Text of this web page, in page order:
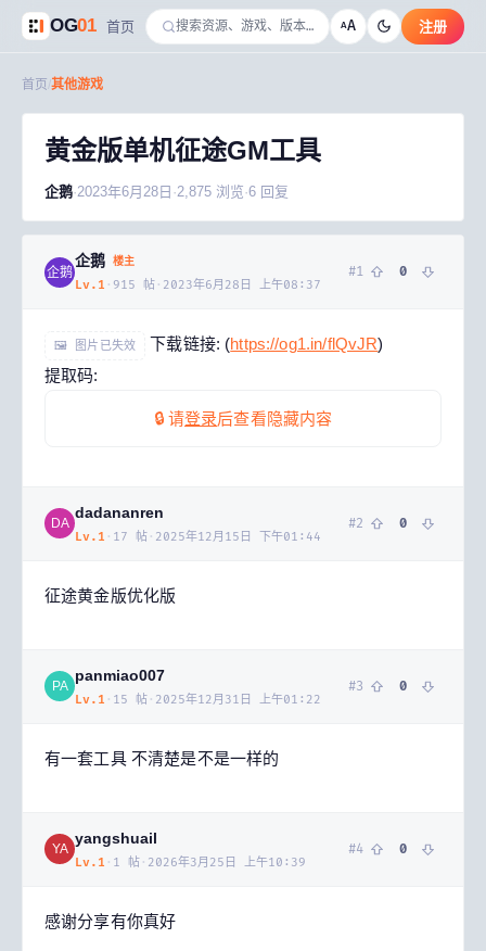
OG01 首页 AA 注册
首页 其他游戏
黄金版单机征途GM工具
企鹅·2023年6月28日 ·2,875 浏览·6 回复
企鹅
企鹅 楼主
Lv. 1 · 915 帖 · 2023年6月28日 上午08:37
#1 0
🖼 图片已失效 下载链接: (https://og1.in/flQvJR)
提取码:
🔒 请登录后查看隐藏内容
DA
dadananren
Lv. 1 · 17 帖 · 2025年12月15日 下午01:44
#2 0
征途黄金版优化版
PA
panmiao007
Lv. 1 · 15 帖 · 2025年12月31日 上午01:22
#3 0
有一套工具 不清楚是不是一样的
YA
yangshuail
Lv. 1 · 1 帖 · 2026年3月25日 上午10:39
#4 0
感谢分享有你真好